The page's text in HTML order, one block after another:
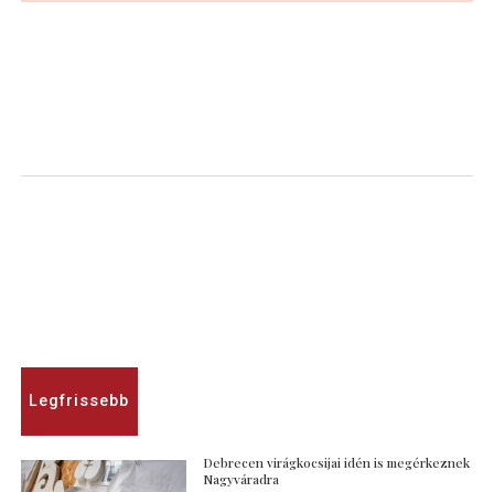
Legfrissebb
Debrecen virágkocsijai idén is megérkeznek
Nagyváradra